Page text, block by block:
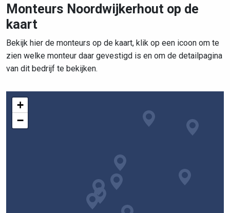
Monteurs Noordwijkerhout op de
kaart
Bekijk hier de monteurs op de kaart, klik op een icoon om te
zien welke monteur daar gevestigd is en om de detailpagina
van dit bedrijf te bekijken.
+
−